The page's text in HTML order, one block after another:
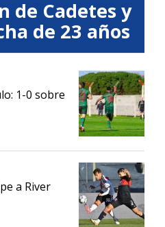
de Cadetes y
de 23 años
1-0 sobre
a River